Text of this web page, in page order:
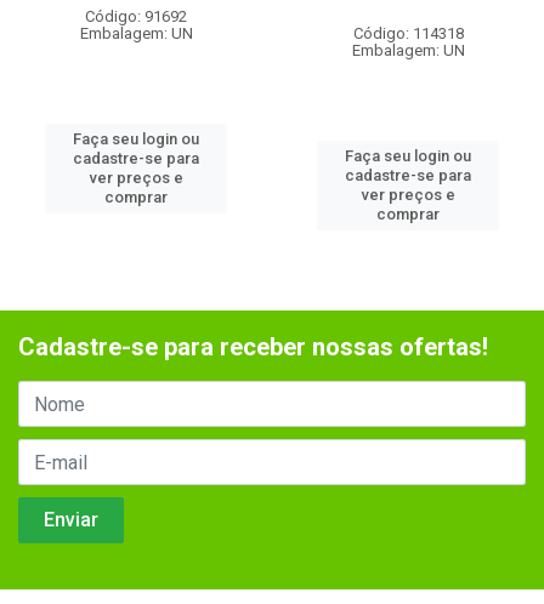
Código: 91692
Embalagem: UN
Faça seu login ou
cadastre-se para
ver preços e
comprar
Código: 114318
Embalagem: UN
Faça seu login ou
cadastre-se para
ver preços e
comprar
Cadastre-se para receber nossas ofertas!